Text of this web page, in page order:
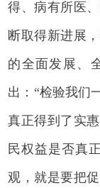
得、病有所医
断取得新进展
的全面发展、
出：“检验我们
真正得到了实
民权益是否真
观，就是要把